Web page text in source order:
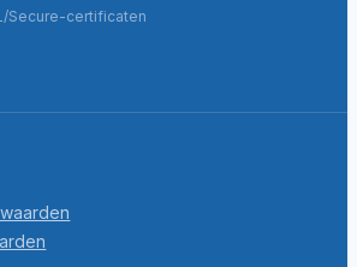
Secure-certificaten